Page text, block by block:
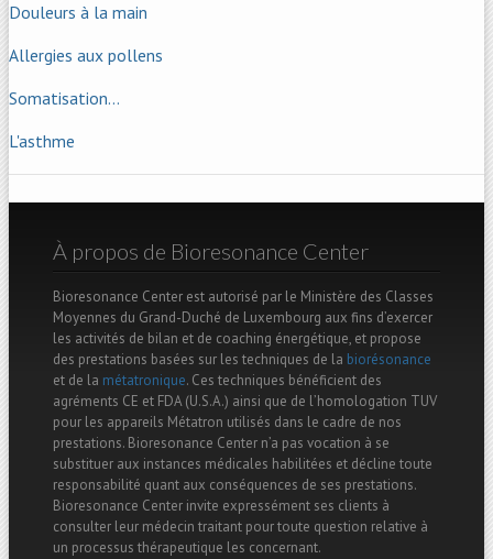
Douleurs à la main
Allergies aux pollens
Somatisation...
L'asthme
À propos de Bioresonance Center
Bioresonance Center est autorisé par le Ministère des Classes
Moyennes du Grand-Duché de Luxembourg aux fins d’exercer
les activités de bilan et de coaching énergétique, et propose
des prestations basées sur les techniques de la biorésonance
et de la métatronique. Ces techniques bénéficient des
agréments CE et FDA (U.S.A.) ainsi que de l’homologation TUV
pour les appareils Métatron utilisés dans le cadre de nos
prestations. Bioresonance Center n’a pas vocation à se
substituer aux instances médicales habilitées et décline toute
responsabilité quant aux conséquences de ses prestations.
Bioresonance Center invite expressément ses clients à
consulter leur médecin traitant pour toute question relative à
un processus thérapeutique les concernant.